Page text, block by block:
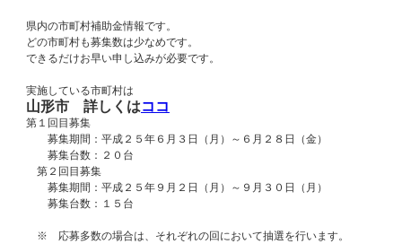
県内の市町村補助金情報です。
どの市町村も募集数は少なめです。
できるだけお早い申し込みが必要です。
実施している市町村は
山形市 詳しくはココ
第１回目募集
募集期間：平成２５年６月３日（月）～６月２８日（金）
募集台数：２０台
第２回目募集
募集期間：平成２５年９月２日（月）～９月３０日（月）
募集台数：１５台
※ 応募多数の場合は、それぞれの回において抽選を行います。